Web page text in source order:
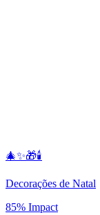
🎄✨🎁🕯️
Decorações de Natal
85% Impact